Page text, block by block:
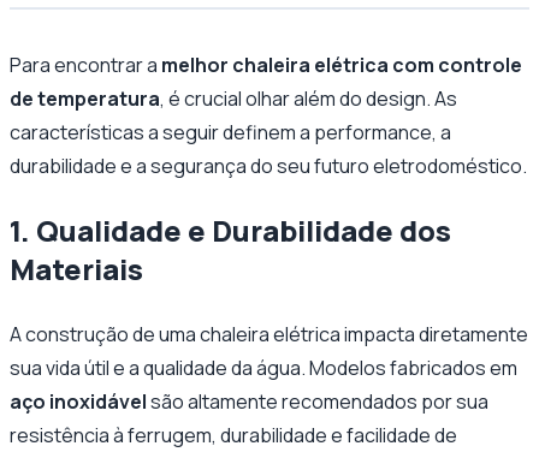
Para encontrar a melhor chaleira elétrica com controle
de temperatura, é crucial olhar além do design. As
características a seguir definem a performance, a
durabilidade e a segurança do seu futuro eletrodoméstico.
1. Qualidade e Durabilidade dos
Materiais
A construção de uma chaleira elétrica impacta diretamente
sua vida útil e a qualidade da água. Modelos fabricados em
aço inoxidávelsão altamente recomendados por sua
resistência à ferrugem, durabilidade e facilidade de